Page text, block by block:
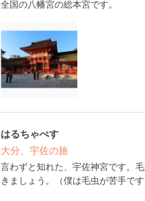
全国の八幡宮の総本宮です。
はるちゃぺす
大分、宇佐の旅
言わずと知れた、宇佐神宮です。
きましょう。（僕は毛虫が苦手です